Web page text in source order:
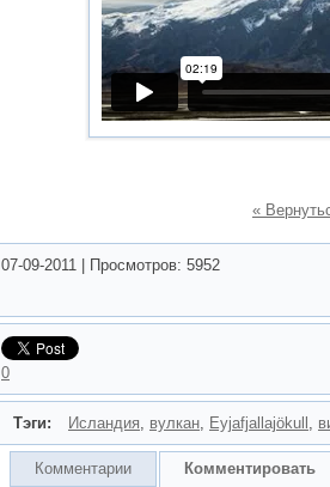
«
07-09-2011 Просмотров: 5952
0
Тэги: Исландия, вулкан, Eyjafjallajökull ,
Комментарии Комментировать